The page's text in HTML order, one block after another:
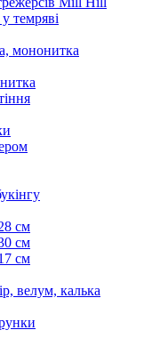
темряві
мононитка
см
см
см
велум, калька